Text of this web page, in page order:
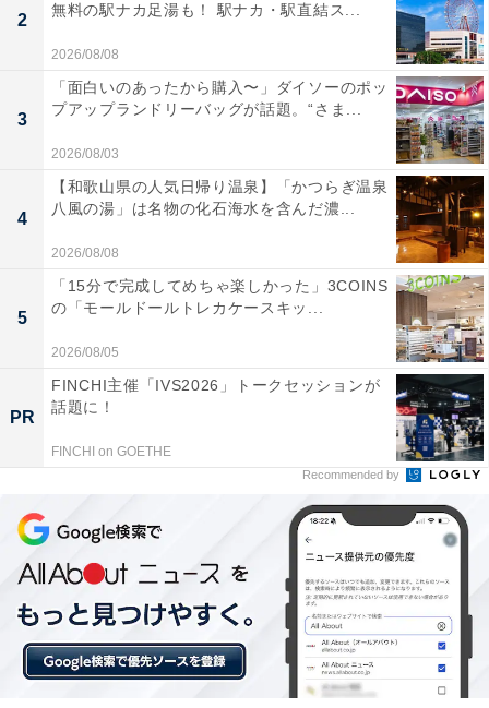
2
無料の駅ナカ足湯も！ 駅ナカ・駅直結ス...
2026/08/08
3
「面白いのあったから購入〜」ダイソーのポッ
プアップランドリーバッグが話題。“さま...
2026/08/03
4
【和歌山県の人気日帰り温泉】「かつらぎ温泉
八風の湯」は名物の化石海水を含んだ濃...
2026/08/08
5
「15分で完成してめちゃ楽しかった」3COINS
の「モールドールトレカケースキッ...
2026/08/05
PR
FINCHI主催「IVS2026」トークセッションが
話題に！
FINCHI on GOETHE
Recommended by